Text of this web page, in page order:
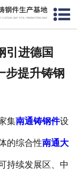
站首页
生产能力
系我们
引进德国
步提升铸钢
集南通铸钢件设
的综合性南通大
持续发展区、中